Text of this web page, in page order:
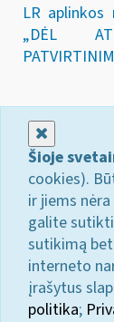
LR aplinkos
„DĖL
Šioje
cookies).
ir jiems
galite
sutikimą
interneto
įrašytus
politika;